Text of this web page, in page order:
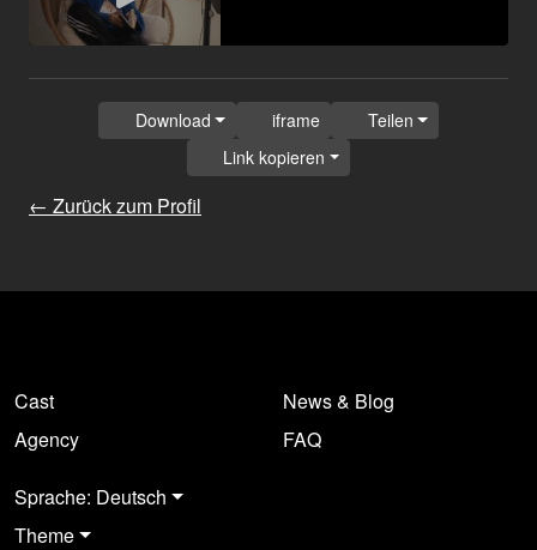
← Zurück zum Profil
Download iframe
Teilen
Link kopieren
Cast
Agency
News & Blog
FAQ
Sprache: Deutsch
Theme